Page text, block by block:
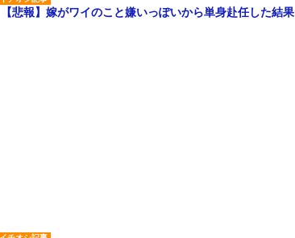
【悲報】嫁がワイのこと嫌いっぽいから単身赴任した結果